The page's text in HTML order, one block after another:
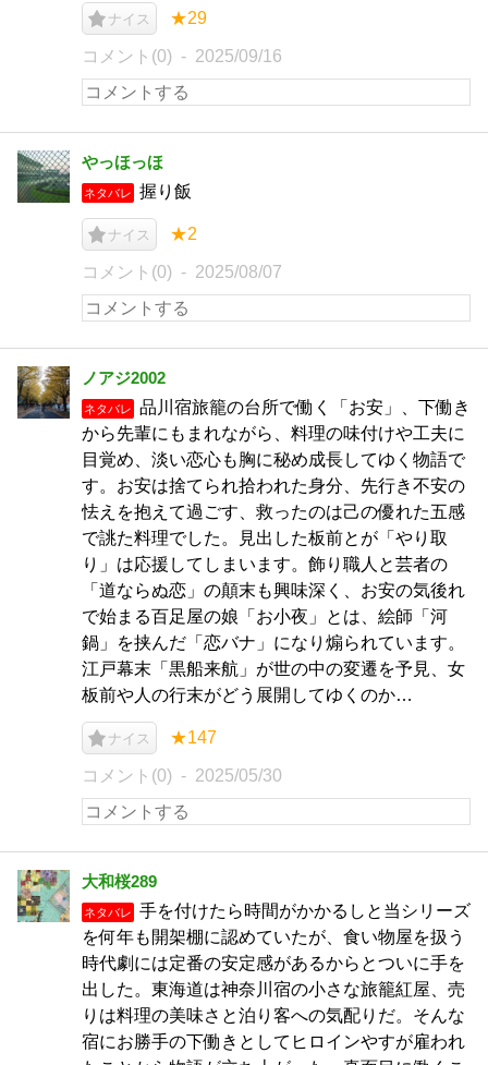
ナイス ★29
コメント(0) 2025/09/16
やっほっほ
ネタバレ 握り飯
ナイス ★2
コメント(0) 2025/08/07
ノアジ2002
ネタバレ
品川宿旅籠の台所で働く「お安」、下働き
から先輩にもまれながら、料理の味付けや工夫に
目覚め、淡い恋心も胸に秘め成長してゆく物語で
す。お安は捨てられ拾われた身分、先行き不安の
怯えを抱えて過ごす、救ったのは己の優れた五感
で誂た料理でした。見出した板前とが「やり取
り」は応援してしまいます。飾り職人と芸者の
「道ならぬ恋」の顛末も興味深く、お安の気後れ
で始まる百足屋の娘「お小夜」とは、絵師「河
鍋」を挟んだ「恋バナ」になり煽られています。
江戸幕末「黒船来航」が世の中の変遷を予見、女
板前や人の行末がどう展開してゆくのか…
ナイス ★147
コメント(0) 2025/05/30
大和桜289
ネタバレ
手を付けたら時間がかかるしと当シリーズ
を何年も開架棚に認めていたが、食い物屋を扱う
時代劇には定番の安定感があるからとついに手を
出した。東海道は神奈川宿の小さな旅籠紅屋、売
りは料理の美味さと泊り客への気配りだ。そんな
宿にお勝手の下働きとしてヒロインやすが雇われ